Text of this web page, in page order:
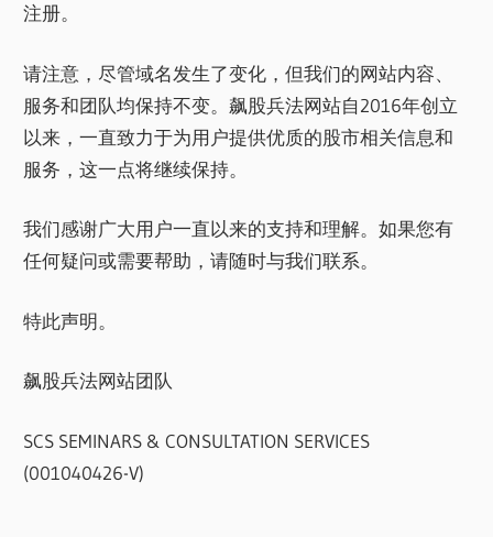
注册。
请注意，尽管域名发生了变化，但我们的网站内容、
服务和团队均保持不变。飙股兵法网站自2016年创立
以来，一直致力于为用户提供优质的股市相关信息和
服务，这一点将继续保持。
我们感谢广大用户一直以来的支持和理解。如果您有
任何疑问或需要帮助，请随时与我们联系。
特此声明。
飙股兵法网站团队
SCS SEMINARS & CONSULTATION SERVICES
(001040426-V)